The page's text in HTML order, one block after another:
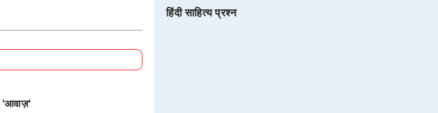
'आवाज़'
हिंदी साहित्य प्रश्न